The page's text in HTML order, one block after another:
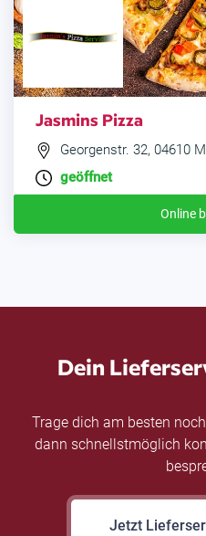
Jasmins Pizza
Georgenstr. 32, 04610
geöffnet
Online
Dein
Trage dich am besten
dann schnellstmöglich
Jetzt